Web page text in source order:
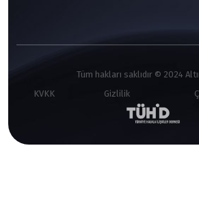
Tüm hakları saklıdır © 2024
KVKK
Gizlilik